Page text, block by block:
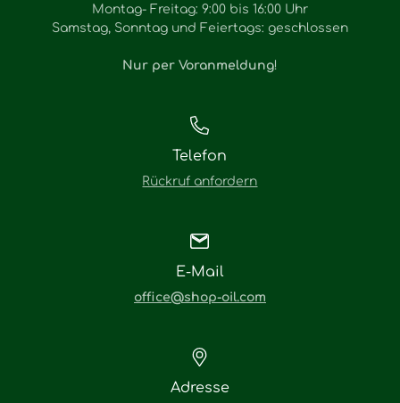
Montag- Freitag: 9:00 bis 16:00 Uhr
Samstag, Sonntag und Feiertags: geschlossen
Nur per Voranmeldung!
Telefon
Rückruf anfordern
E-Mail
office@shop-oil.com
Adresse